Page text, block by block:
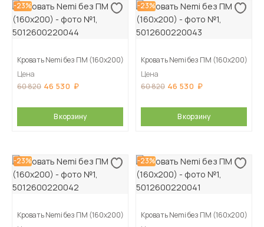
-23%
Кровать Nemi без ПМ (160х200)
Цена
60 820 46 530
В корзину
-23%
Кровать Nemi без ПМ (160х200)
Цена
60 820 46 530
В корзину
-23%
Кровать Nemi без ПМ (160х200)
-23%
Кровать Nemi без ПМ (160х200)